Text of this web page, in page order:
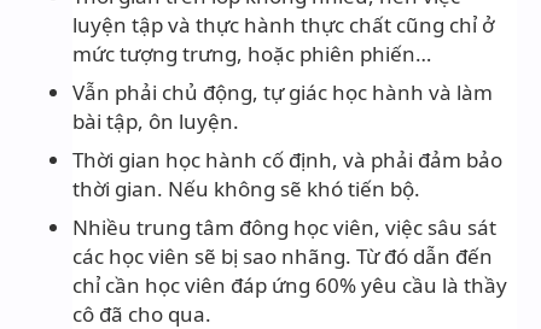
luyện tập và thực hành thực chất cũng chỉ ở
mức tượng trưng, hoặc phiên phiến…
Vẫn phải chủ động, tự giác học hành và làm
bài tập, ôn luyện.
Thời gian học hành cố định, và phải đảm bảo
thời gian. Nếu không sẽ khó tiến bộ.
Nhiều trung tâm đông học viên, việc sâu sát
các học viên sẽ bị sao nhãng. Từ đó dẫn đến
chỉ cần học viên đáp ứng 60% yêu cầu là thầy
cô đã cho qua.